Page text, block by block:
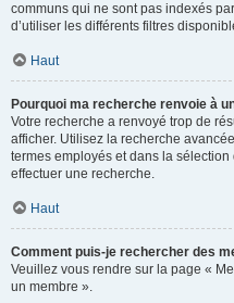
communs qui ne sont pas indexés
d’utiliser les différents filtres
Haut
Pourquoi ma recherche renvoie à
Votre recherche a renvoyé trop de
afficher. Utilisez la recherche
termes employés et dans la
effectuer une recherche.
Haut
Comment puis-je rechercher des
Veuillez vous rendre sur la page «
un membre ».